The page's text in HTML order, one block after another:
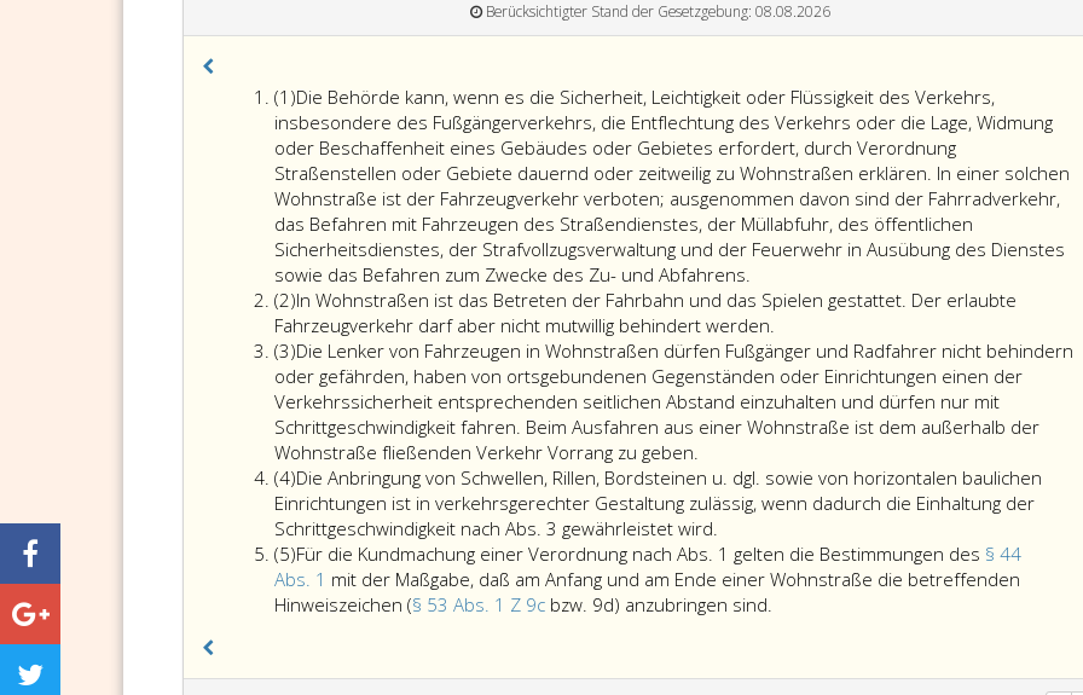
Berücksichtigter Stand der Gesetzgebung: 08.08.2026
(1)Absatz
eins
Die Behörde kann, wenn es die Sicherheit, Leichtigkeit oder Flüssigkeit des Verkehrs,
insbesondere des Fußgängerverkehrs, die Entflechtung des Verkehrs oder die Lage, Widmung
oder Beschaffenheit eines Gebäudes oder Gebietes erfordert, durch Verordnung
Straßenstellen oder Gebiete dauernd oder zeitweilig zu Wohnstraßen erklären. In einer solchen
Wohnstraße ist der Fahrzeugverkehr verboten; ausgenommen davon sind der Fahrradverkehr,
das Befahren mit Fahrzeugen des Straßendienstes, der Müllabfuhr, des öffentlichen
Sicherheitsdienstes, der Strafvollzugsverwaltung und der Feuerwehr in Ausübung des Dienstes
sowie das Befahren zum Zwecke des Zu- und Abfahrens.
(2)Absatz
2
In Wohnstraßen ist das Betreten der Fahrbahn und das Spielen gestattet. Der erlaubte
Fahrzeugverkehr darf aber nicht mutwillig behindert werden.
(3)Absatz
3
Die Lenker von Fahrzeugen in Wohnstraßen dürfen Fußgänger und Radfahrer nicht behindern
oder gefährden, haben von ortsgebundenen Gegenständen oder Einrichtungen einen der
Verkehrssicherheit entsprechenden seitlichen Abstand einzuhalten und dürfen nur mit
Schrittgeschwindigkeit fahren. Beim Ausfahren aus einer Wohnstraße ist dem außerhalb der
Wohnstraße fließenden Verkehr Vorrang zu geben.
(4)Absatz
4
Die Anbringung von Schwellen, Rillen, Bordsteinen u. dgl. sowie von horizontalen baulichen
Einrichtungen ist in verkehrsgerechter Gestaltung zulässig, wenn dadurch die Einhaltung der
Schrittgeschwindigkeit nach Abs. 3 gewährleistet wird.
Anbringung
von
Schwellen,
u.
(5)Absatz
5
Für die Kundmachung einer Verordnung nach Abs. 1 gelten die Bestimmungen des § 44
Abs. 1 mit der Maßgabe, daß am Anfang und am Ende einer Wohnstraße die betreffenden
Hinweiszeichen (§ 53 Abs. 1 Z 9c bzw. 9d) anzubringen sind.
einer